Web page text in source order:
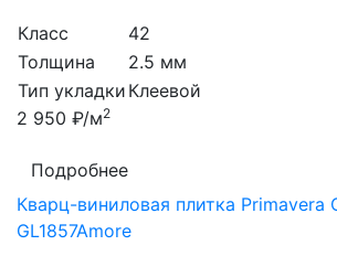
Класс
42
Толщина
2.5 мм
Тип укладки Клеевой
2 950 ₽/м2
Подробнее
Кварц-виниловая плитка Primavera
GL1857Amore